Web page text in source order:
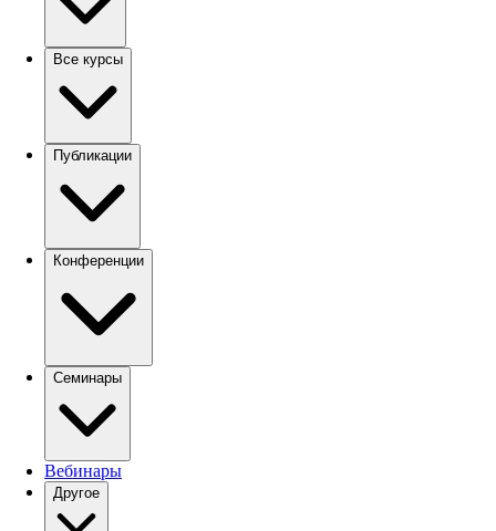
Все курсы
Публикации
Конференции
Семинары
Вебинары
Другое